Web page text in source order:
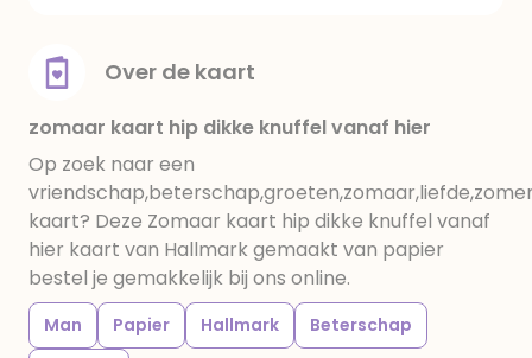
Over de kaart
zomaar kaart hip dikke knuffel vanaf hier
Op zoek naar een
kaart? Deze Zomaar kaart hip dikke knuffel vanaf
hier kaart van Hallmark gemaakt van papier
bestel je gemakkelijk bij ons online.
Man Papier Hallmark
Beterschap